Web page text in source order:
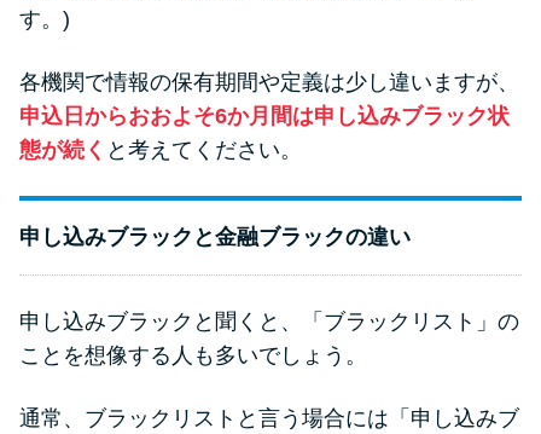
す。)
各機関で情報の保有期間や定義は少し違いますが、
申込日からおおよそ6か月間は申し込みブラック状
態が続く と考えてください。
申し込みブラックと金融ブラックの違い
申し込みブラックと聞くと、「ブラックリスト」の
ことを想像する人も多いでしょう。
通常、ブラックリストと言う場合には「申し込みブ